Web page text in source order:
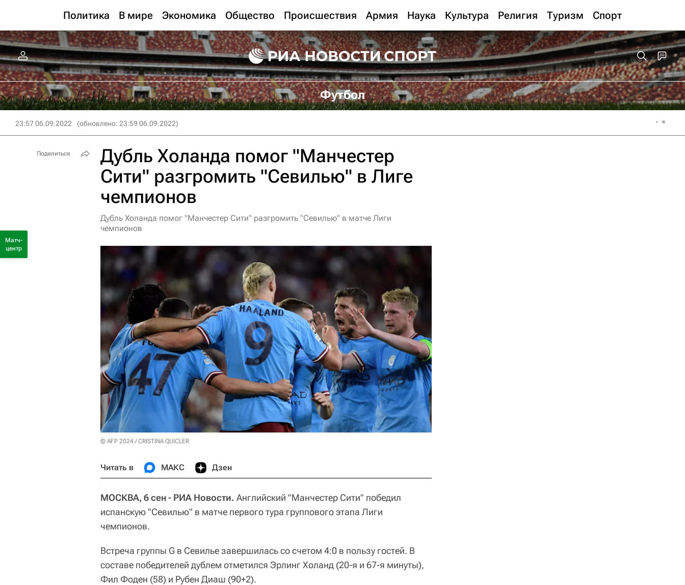
Политика В мире Экономика Общество Происшествия Армия Наука Культура Религия Туризм Спорт
Футбол
23:57 06.09.2022 (обновлено: 23:59 06.09.2022)
Дубль Холанда помог "Манчестер
Сити" разгромить "Севилью" в Лиге
чемпионов
Дубль Холанда помог "Манчестер Сити" разгромить "Севилью" в матче Лиги
чемпионов
© AFP 2024 / CRISTINA QUICLER
Читать в МАКС Дзен
МОСКВА, 6 сен - РИА Новости. Английский "Манчестер Сити" победил
испанскую "Севилью" в матче первого тура группового этапа Лиги
чемпионов.
Встреча группы G в Севилье завершилась со счетом 4:0 в пользу гостей. В
составе победителей дублем отметился Эрлинг Холанд (20-я и 67-я минуты),
Фил Фоден (58) и Рубен Диаш (90+2).
Поделиться
Матч-
центр